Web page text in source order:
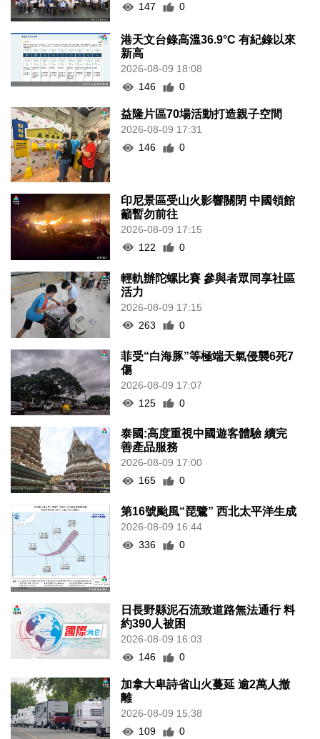
147
0
港天文台錄高溫36.9°C 有紀錄以來
新高
2026-08-09 18:08
146
0
益隆片區70場活動打造親子空間
2026-08-09 17:31
146
0
印尼景區受山火影響關閉 中國領館
籲暫勿前往
2026-08-09 17:15
122
0
輕軌辦陀螺比賽 參與者眾同享社區
活力
2026-08-09 17:15
263
0
菲受“白海豚”等極端天氣侵襲6死7
傷
2026-08-09 17:07
125
0
泰國:高度重視中國遊客體驗 續完
善產品服務
2026-08-09 17:00
165
0
第16號颱風“琵鷺” 西北太平洋生成
2026-08-09 16:44
336
0
日長野縣泥石流致道路無法通行 料
約390人被困
2026-08-09 16:03
146
0
加拿大卑詩省山火蔓延 逾2萬人撤
離
2026-08-09 15:38
109
0